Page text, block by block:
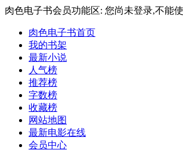
肉色电子书会员功能区: 您尚未登录,不能
肉色电子书首页
我的书架
最新小说
人气榜
推荐榜
字数榜
收藏榜
网站地图
最新电影在线
会员中心